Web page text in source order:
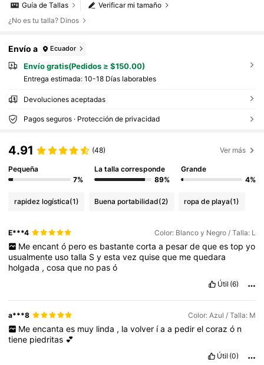
Verificar mi tamaño
Guía de Tallas
¿No es tu talla? Dinos
Envío a Ecuador
Envío gratis(Pedidos ≥ $150.00)
Entrega estimada: 10-18 Días laborables
Devoluciones aceptadas
Pagos seguros · Protección de privacidad
4.91 (48) Ver más
Pequeña
7%
La talla corresponde
89%
Grande
4%
rapidez logística(1) Buena portabilidad(2) ropa de playa(1)
E***4 Color: Blanco y Negro / Talla: L
Me encant ó pero es bastante corta a pesar de que es top yo
usualmente usotalla Syestavezquiseque mequedara
holgada ,cosaque no pasó
Útil (6)
a***8 Color: Azul / Talla: M
Me encanta es muy linda , la volver ía a pedir el coraz ó n
tiene piedritas 💕
Útil (0)